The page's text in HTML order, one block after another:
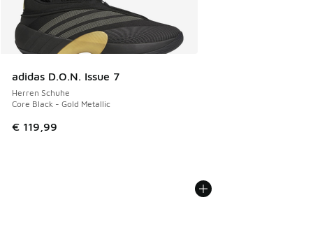
adidas D.O.N. Issue 7
Herren Schuhe
Core Black - Gold Metallic
€ 119,99